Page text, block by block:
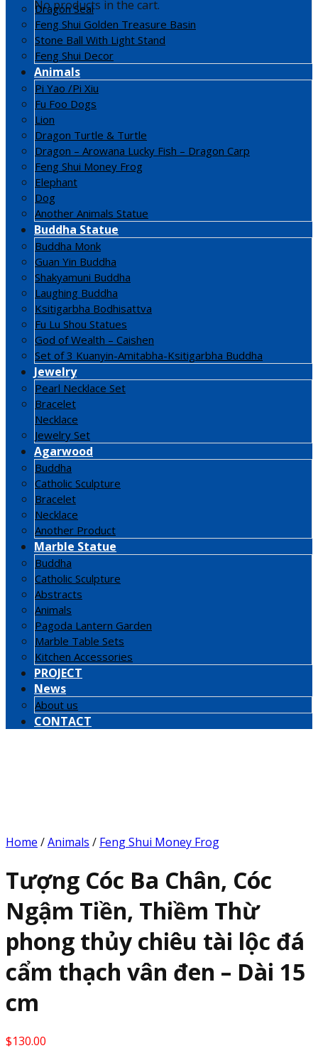
No products in the cart.
Dragon Seal
Feng Shui Golden Treasure Basin
Stone Ball With Light Stand
Feng Shui Decor
Animals
Pi Yao /Pi Xiu
Fu Foo Dogs
Lion
Dragon Turtle & Turtle
Dragon – Arowana Lucky Fish – Dragon Carp
Feng Shui Money Frog
Elephant
Dog
Another Animals Statue
Buddha Statue
Buddha Monk
Guan Yin Buddha
Shakyamuni Buddha
Laughing Buddha
Ksitigarbha Bodhisattva
Fu Lu Shou Statues
God of Wealth – Caishen
Set of 3 Kuanyin-Amitabha-Ksitigarbha Buddha
Jewelry
Pearl Necklace Set
Bracelet
Necklace
Jewelry Set
Agarwood
Buddha
Catholic Sculpture
Bracelet
Necklace
Another Product
Marble Statue
Buddha
Catholic Sculpture
Abstracts
Animals
Pagoda Lantern Garden
Marble Table Sets
Kitchen Accessories
PROJECT
News
About us
CONTACT
Home /Animals / Feng Shui Money Frog
Tượng Cóc Ba Chân, Cóc
Ngậm Tiền, Thiềm Thừ
phong thủy chiêu tài lộc đá
cẩm thạch vân đen – Dài 15
cm
$130.00